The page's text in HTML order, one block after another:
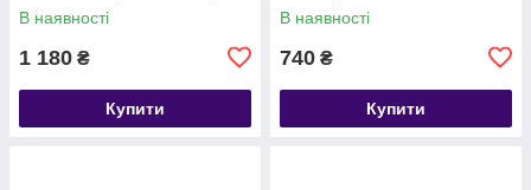
В наявності
1 180 ₴
Купити
В наявності
740 ₴
Купити